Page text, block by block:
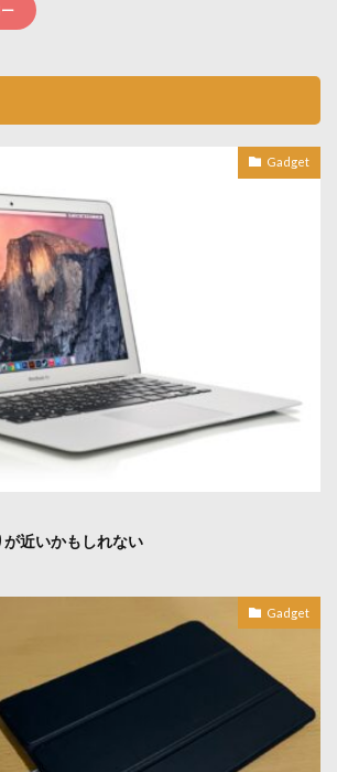
Gadget
近いかもしれない
Gadget